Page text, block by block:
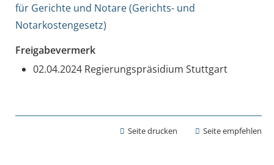
für Gerichte und Notare (Gerichts- und
Notarkostengesetz)
Freigabevermerk
02.04.2024 Regierungspräsidium Stuttgart
Seite drucken Seite empfehlen